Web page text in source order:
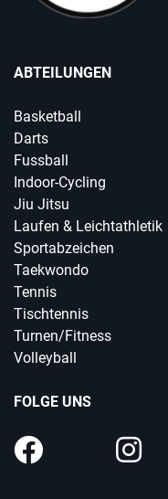
ABTEILUNGEN
Basketball
Darts
Fussball
Indoor-Cycling
Jiu Jitsu
Laufen & Leichtathletik
Sportabzeichen
Taekwondo
Tennis
Tischtennis
Turnen/Fitness
Volleyball
FOLGE UNS